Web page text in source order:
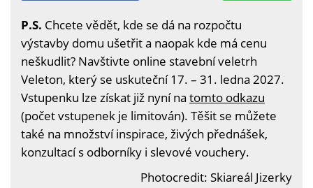
P.S. Chcete vědět, kde se dá na rozpočtu
výstavby domu ušetřit a naopak kde má cenu
neškudlit? Navštivte online stavební veletrh
Veleton, který se uskuteční 17. – 31. ledna 2027.
Vstupenku lze získat již nyní na tomto odkazu
(počet vstupenek je limitován). Těšit se můžete
také na množství inspirace, živých přednášek,
konzultací s odborníky i slevové vouchery.
Photocredit: Skiareál Jizerky